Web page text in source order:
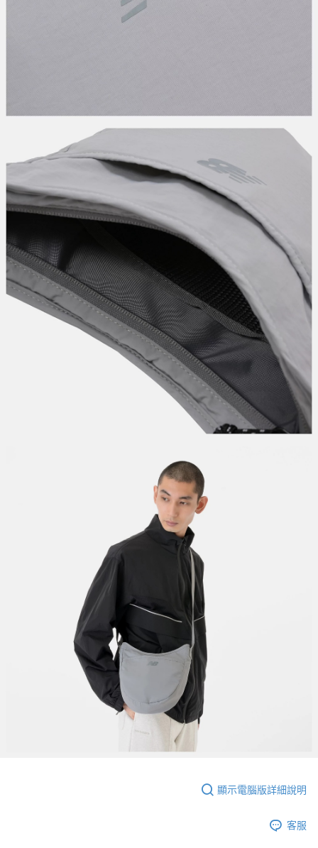
顯示電腦版詳細說明
客服